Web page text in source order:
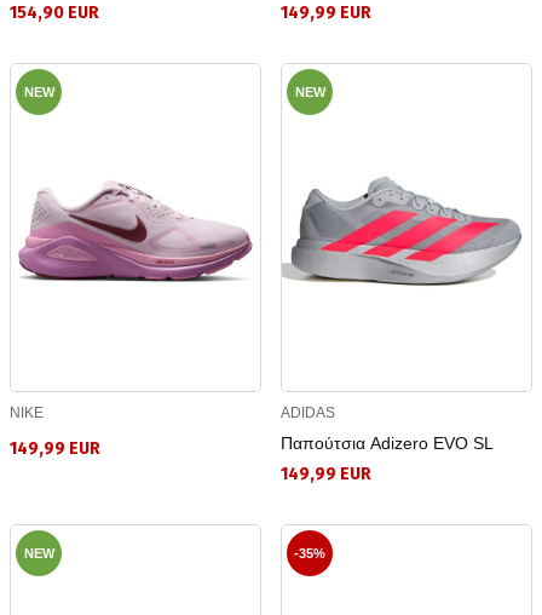
154,90 EUR 149,99 EUR
NEW
NIKE
149,99 EUR
NEW
ADIDAS
Παπούτσια Adizero EVO SL
149,99 EUR
NEW -35%